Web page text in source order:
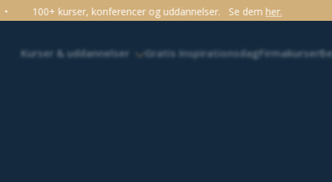
Kurser & uddannelser Gratis InspirationsdagFirmakurser
og uddannelser. Se demher.